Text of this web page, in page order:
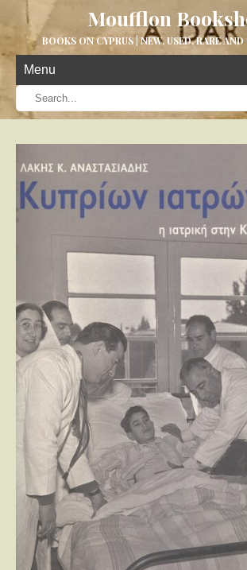
Moufflon
BOOKS ON CYPRUS | NEW, USED, RARE
Menu